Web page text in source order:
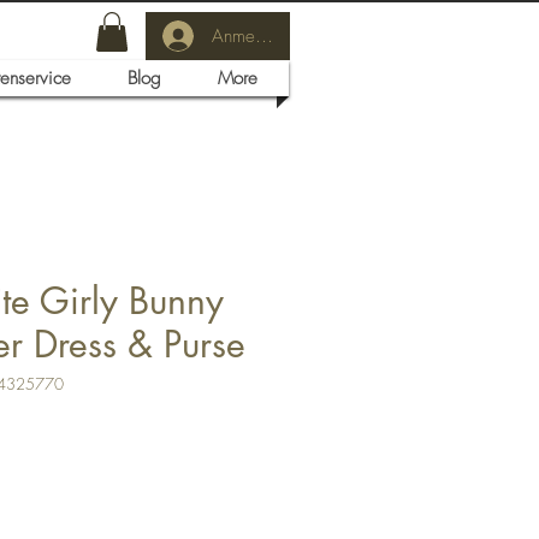
Anmelden
Blog More
Girly Bunny
Dress & Purse